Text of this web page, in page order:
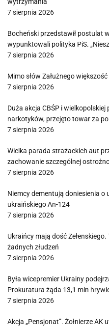
7 sierpnia 2026
Bocheński przedstawił postulat
wypunktowali polityka PiS.
7 sierpnia 2026
Mimo słów Załużnego
7 sierpnia 2026
Duża akcja CBŚP i
narkotyków, przejęto towar za
7 sierpnia 2026
Wielka parada strażackich aut
zachowanie szczególnej
7 sierpnia 2026
Niemcy dementują doniesienia o
ukraińskiego An-124
7 sierpnia 2026
Ukraińcy mają dość
żadnych złudzeń
7 sierpnia 2026
Była wicepremier Ukrainy
Prokuratura żąda 13,1 mln
7 sierpnia 2026
Akcja „Pensjonat”. Żołnierze